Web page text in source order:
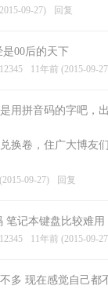
09-27) 回复
00后的天下
11年前 (2015-09-
用拼音码的字吧，
换卷，住广大博友
09-27) 回复
笔记本键盘比较难用
11年前 (2015-09-
多 现在感觉自己都